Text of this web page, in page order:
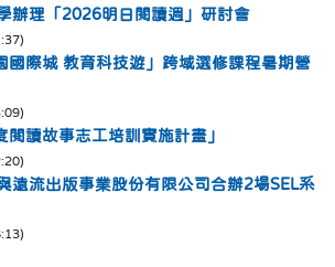
辦理「2026明日閱讀週」研討會
國際城 教育科技遊」跨域選修課程暑期營
閱讀故事志工培訓實施計畫」
遠流出版事業股份有限公司合辦2場SEL系